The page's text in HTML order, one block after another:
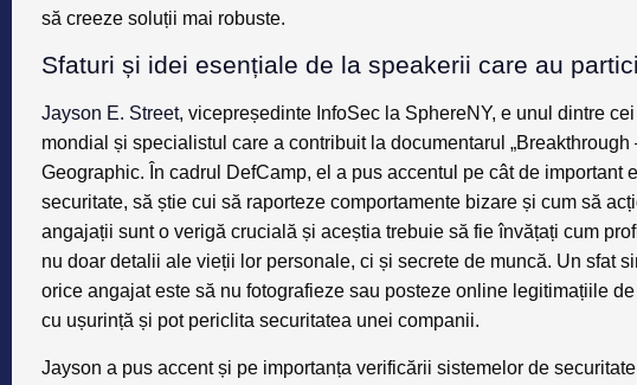
să creeze soluții mai robuste.
Sfaturi și idei esențiale de la speakerii care au
Jayson E. Street, vicepreședinte InfoSec la SphereNY, e unul dintre
mondial și specialistul care a contribuit la documentarul „Breakthrough
Geographic. În cadrul DefCamp, el a pus accentul pe cât de important
securitate, să știe cui să raporteze comportamente bizare și cum să
angajații sunt o verigă crucială și aceștia trebuie să fie învățați cum
nu doar detalii ale vieții lor personale, ci și secrete de muncă. Un sfat
orice angajat este să nu fotografieze sau posteze online legitimațiile
cu ușurință și pot periclita securitatea unei companii.
Jayson a pus accent și pe importanța verificării sistemelor de